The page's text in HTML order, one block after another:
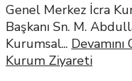
Genel Merkez İcra
Başkanı Sn. M.
Kurumsal... Devamını
Kurum Ziyareti